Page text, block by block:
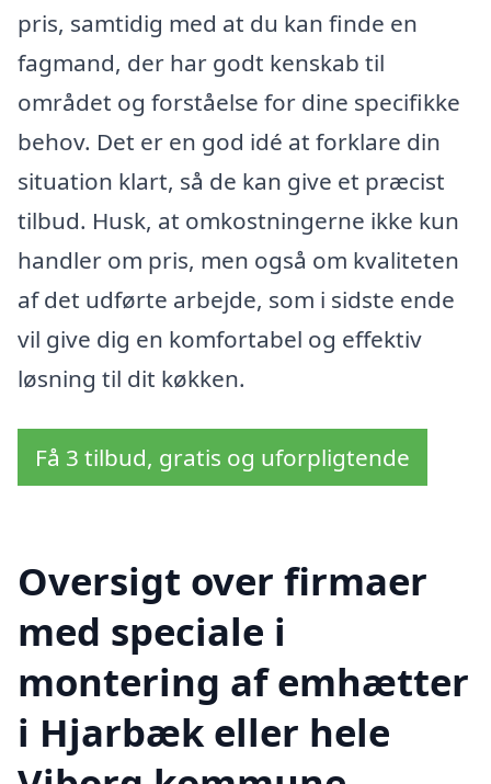
pris, samtidig med at du kan finde en
fagmand, der har godt kenskab til
området og forståelse for dine specifikke
behov. Det er en god idé at forklare din
situation klart, så de kan give et præcist
tilbud. Husk, at omkostningerne ikke kun
handler om pris, men også om kvaliteten
af det udførte arbejde, som i sidste ende
vil give dig en komfortabel og effektiv
løsning til dit køkken.
Få 3 tilbud, gratis og uforpligtende
Oversigt over firmaer
med speciale i
montering af emhætter
i Hjarbæk eller hele